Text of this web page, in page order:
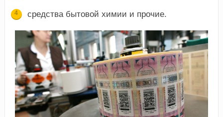
средства бытовой химии и прочие.